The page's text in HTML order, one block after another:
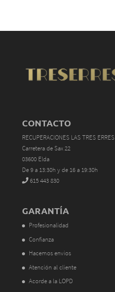
CONTACTO
RECUPERACIONES LAS TRES ERRES
Carretera de Sax 22
03600 Elda
De 9 a 13:30h y de 16 a 19:30h
615 443 830
GARANTÍA
Profesionalidad
Confianza
Hacemos envios
Atención al cliente
Acorde a la LOPD